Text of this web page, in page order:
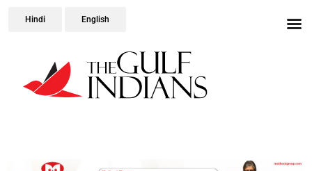
Hindi English